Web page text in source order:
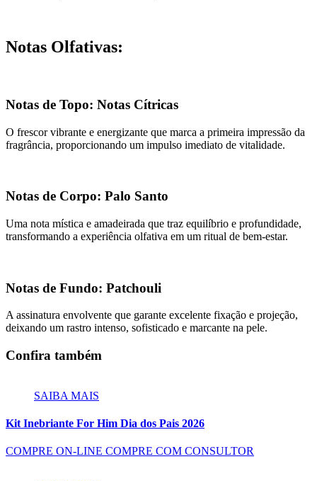
Notas Olfativas:
Notas de Topo: Notas Cítricas
O frescor vibrante e energizante que marca a primeira impressão da
fragrância, proporcionando um impulso imediato de vitalidade.
Notas de Corpo: Palo Santo
Uma nota mística e amadeirada que traz equilíbrio e profundidade,
transformando a experiência olfativa em um ritual de bem-estar.
Notas de Fundo: Patchouli
A assinatura envolvente que garante excelente fixação e projeção,
deixando um rastro intenso, sofisticado e marcante na pele.
Confira também
SAIBA MAIS
Kit Inebriante For Him Dia dos Pais 2026
COMPRE ON-LINE COMPRE COM CONSULTOR